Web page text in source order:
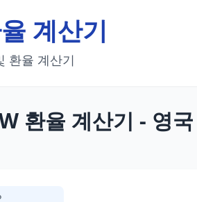
계산기
환율 계산기
환율 계산기 - 영